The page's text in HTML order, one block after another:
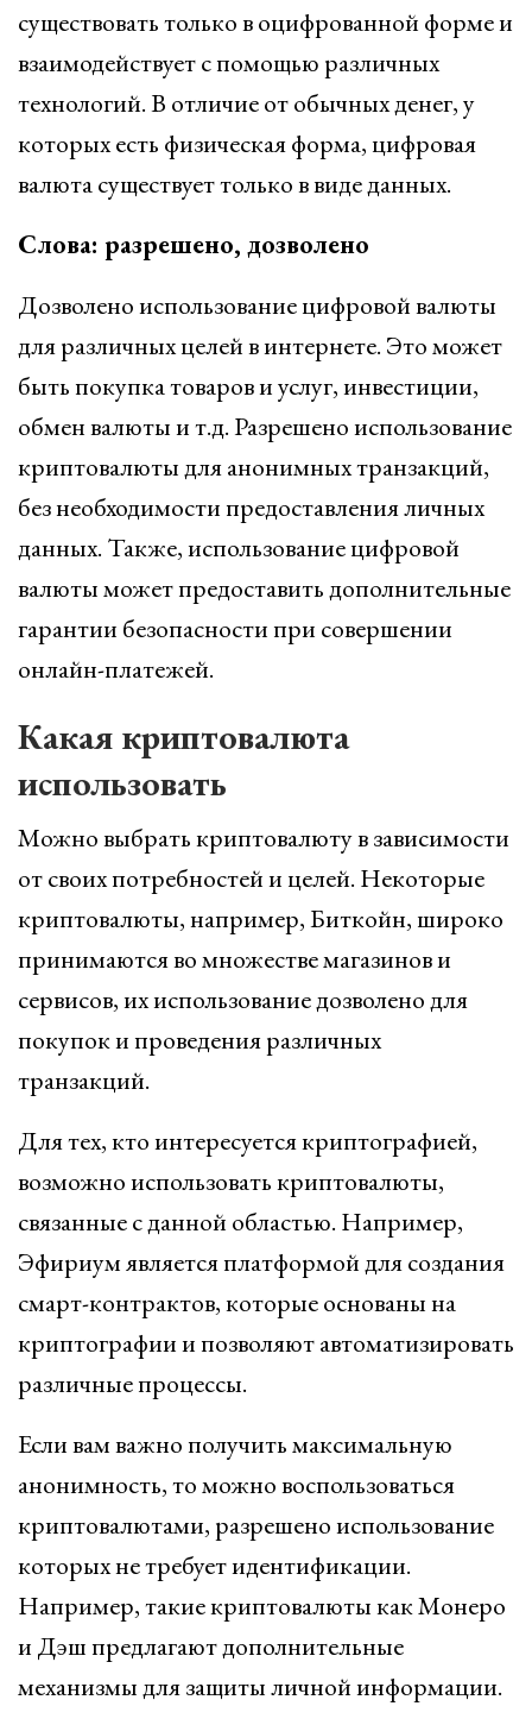
существовать только в оцифрованной форме и
взаимодействует с помощью различных
технологий. В отличие от обычных денег, у
которых есть физическая форма, цифровая
валюта существует только в виде данных.
Слова: разрешено, дозволено
Дозволено использование цифровой валюты
для различных целей в интернете. Это может
быть покупка товаров и услуг, инвестиции,
обмен валюты и т.д. Разрешено использование
криптовалюты для анонимных транзакций,
без необходимости предоставления личных
данных. Также, использование цифровой
валюты может предоставить дополнительные
гарантии безопасности при совершении
онлайн-платежей.
Какая криптовалюта
использовать
Можно выбрать криптовалюту в зависимости
от своих потребностей и целей. Некоторые
криптовалюты, например, Биткойн, широко
принимаются во множестве магазинов и
сервисов, их использование дозволено для
покупок и проведения различных
транзакций.
Для тех, кто интересуется криптографией,
возможно использовать криптовалюты,
связанные с данной областью. Например,
Эфириум является платформой для создания
смарт-контрактов, которые основаны на
криптографии и позволяют автоматизировать
различные процессы.
Если вам важно получить максимальную
анонимность, то можно воспользоваться
криптовалютами, разрешено использование
которых не требует идентификации.
Например, такие криптовалюты как Монеро
и Дэш предлагают дополнительные
механизмы для защиты личной информации.